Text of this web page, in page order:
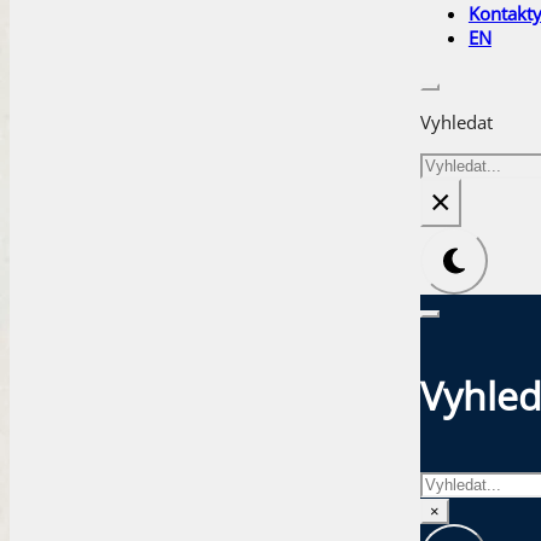
Kontakty
EN
Vyhledat
Hledat
×
Hledat
×